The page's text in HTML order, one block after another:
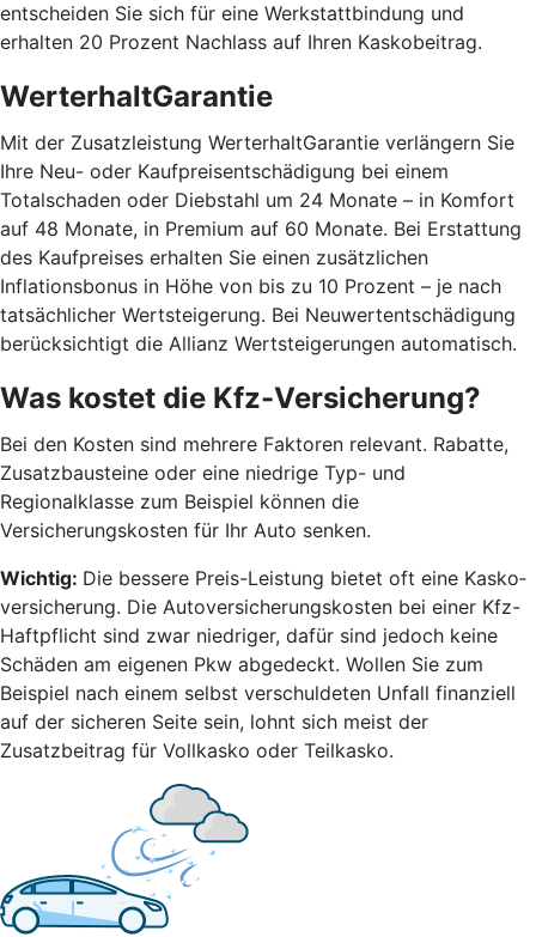
entscheiden Sie sich für eine Werkstattbindung und
erhalten 20 Prozent Nachlass auf Ihren Kaskobeitrag.
WerterhaltGarantie
Mit der Zusatzleistung WerterhaltGarantie verlängern Sie
Ihre Neu- oder Kaufpreisentschädigung bei einem
Totalschaden oder Diebstahl um 24 Monate – in Komfort
auf 48 Monate, in Premium auf 60 Monate. Bei Erstattung
des Kaufpreises erhalten Sie einen zusätzlichen
Inflationsbonus in Höhe von bis zu 10 Prozent – je nach
tatsächlicher Wertsteigerung. Bei Neuwertentschädigung
berücksichtigt die Allianz Wertsteigerungen automatisch.
Was kostet die Kfz-Versicherung?
Bei den Kosten sind mehrere Faktoren relevant. Rabatte,
Zusatzbausteine oder eine niedrige Typ- und
Regionalklasse zum Beispiel können die
Versicherungskosten für Ihr Auto senken.
Wichtig: Die bessere Preis-Leistung bietet oft eine Kasko­
versicherung. Die Autoversicherungskosten bei einer Kfz-
Haftpflicht sind zwar niedriger, dafür sind jedoch keine
Schäden am eigenen Pkw abgedeckt. Wollen Sie zum
Beispiel nach einem selbst ver­schuldeten Unfall finanziell
auf der sicheren Seite sein, lohnt sich meist der
Zusatzbeitrag für Vollkasko oder Teilkasko.